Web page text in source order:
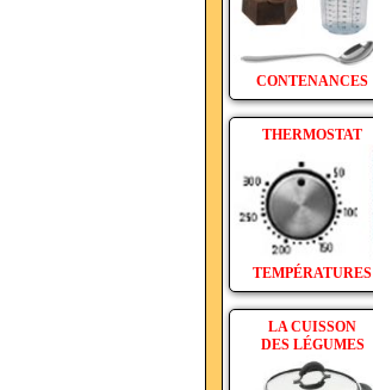
CONTENANCES
THERMOSTAT
TEMPÉRATURES
LA CUISSON
DES LÉGUMES